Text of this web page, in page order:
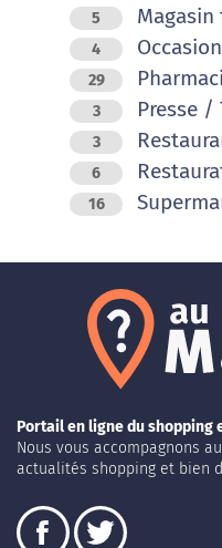
5
4
29
3 Presse /
3
6
16
Portail en ligne du shopping
Nous vous accompagnons
actualités shopping et bien